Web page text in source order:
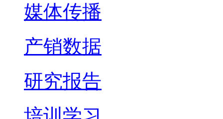
媒体传播
产销数据
研究报告